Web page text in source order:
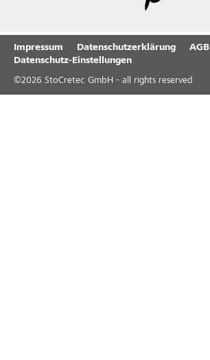
Impressum Datenschutzerklärung
AGB
Datenschutz-Einstellungen
©2026 StoCretec GmbH - all rights reserved